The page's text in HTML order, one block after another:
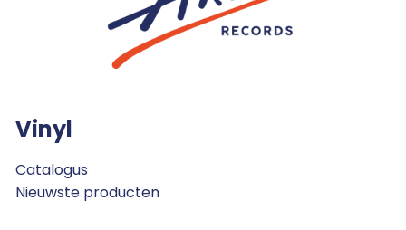
Vinyl
Catalogus
Nieuwste producten